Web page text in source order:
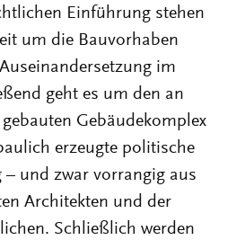
Einführung stehen
um die Bauvorhaben
im
geht es um den an
gebauten Gebäudekomplex
erzeugte politische
und zwar vorrangig aus
Architekten und der
Schließlich werden